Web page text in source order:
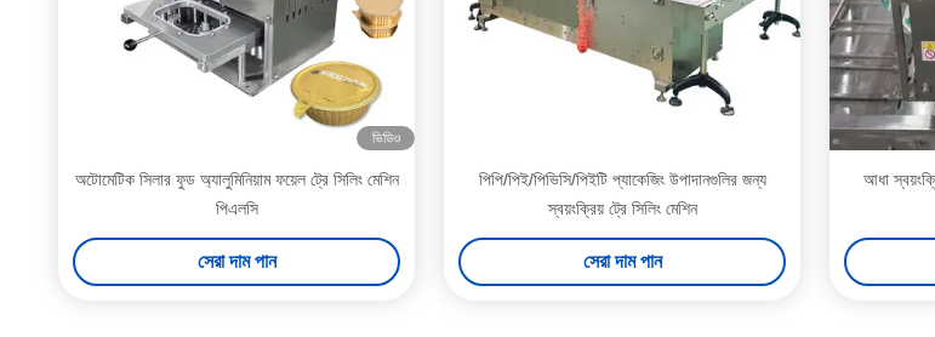
ভিডিও
অটোমেটিক সিলার ফুড অ্যালুমিনিয়াম ফয়েল ট্রে সিলিং মেশিন
পিএলসি
সেরা দাম পান
পিপি/পিই/পিভিসি/পিইটি প্যাকেজিং উপাদানগুলির জন্য
স্বয়ংক্রিয় ট্রে সিলিং মেশিন
সেরা দাম পান
আধা